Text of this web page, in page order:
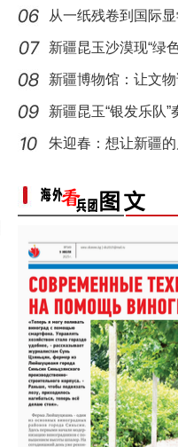
美丽新疆繁荣兵
从一纸残卷到国际
门”
新疆昆玉沙漠现“绿
态
新疆博物馆：让文物
新疆昆玉“银发乐队
朱迎春：想让新疆的